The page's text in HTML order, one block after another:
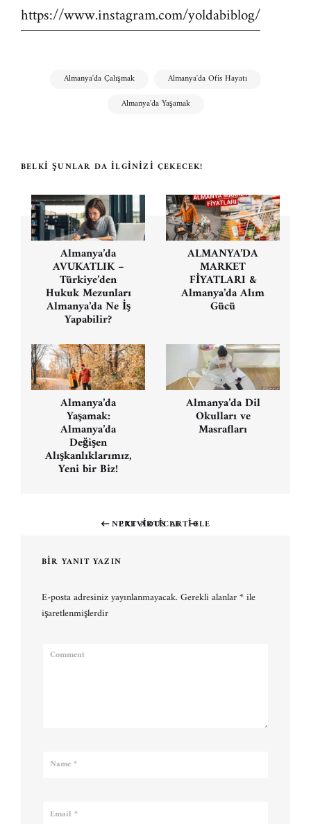
https://www.instagram.com/yoldabiblog/
Almanya'da Çalışmak
Almanya'da Ofis Hayatı
Almanya'da Yaşamak
BELKI ŞUNLAR DA İLGINIZI ÇEKECEK!
Almanya’da
AVUKATLIK –
Türkiye’den
Hukuk Mezunları
Almanya’da Ne İş
Yapabilir?
ALMANYA’DA
MARKET
FİYATLARI &
Almanya’da Alım
Gücü
Almanya’da
Yaşamak:
Almanya’da
Değişen
Alışkanlıklarımız,
Yeni bir Biz!
Almanya’da Dil
Okulları ve
Masrafları
Yazı
gezinmesi
PREVIOUS ARTICLE
post:
NEXT ARTICLE
post:
BIR YANIT YAZIN
E-posta adresiniz yayınlanmayacak. Gerekli alanlar*ile
işaretlenmişlerdir